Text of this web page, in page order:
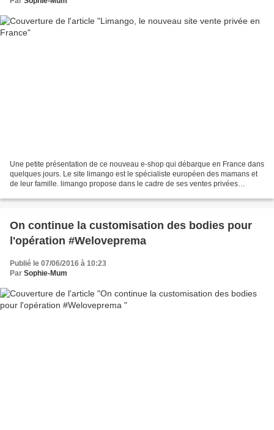
Une petite présentation de ce nouveau e-shop qui débarque en France dans
quelques jours. Le site limango est le spécialiste européen des mamans et
de leur famille. limango propose dans le cadre de ses ventes privées
On continue la customisation des bodies pour
l'opération #Weloveprema
Publié le 07/06/2016 à 10:23
Par Sophie-Mum